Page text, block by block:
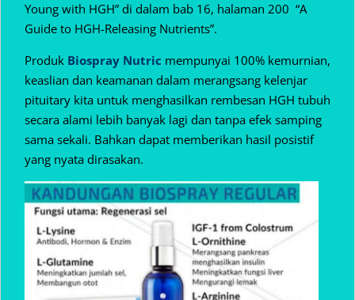
Young with HGH” di dalam bab 16, halaman 200 “A
Guide to HGH-Releasing Nutrients”.
Produk Biospray Nutric mempunyai 100% kemurnian,
keaslian dan keamanan dalam merangsang kelenjar
pituitary kita untuk menghasilkan rembesan HGH tubuh
secara alami lebih banyak lagi dan tanpa efek samping
sama sekali. Bahkan dapat memberikan hasil posistif
yang nyata dirasakan.